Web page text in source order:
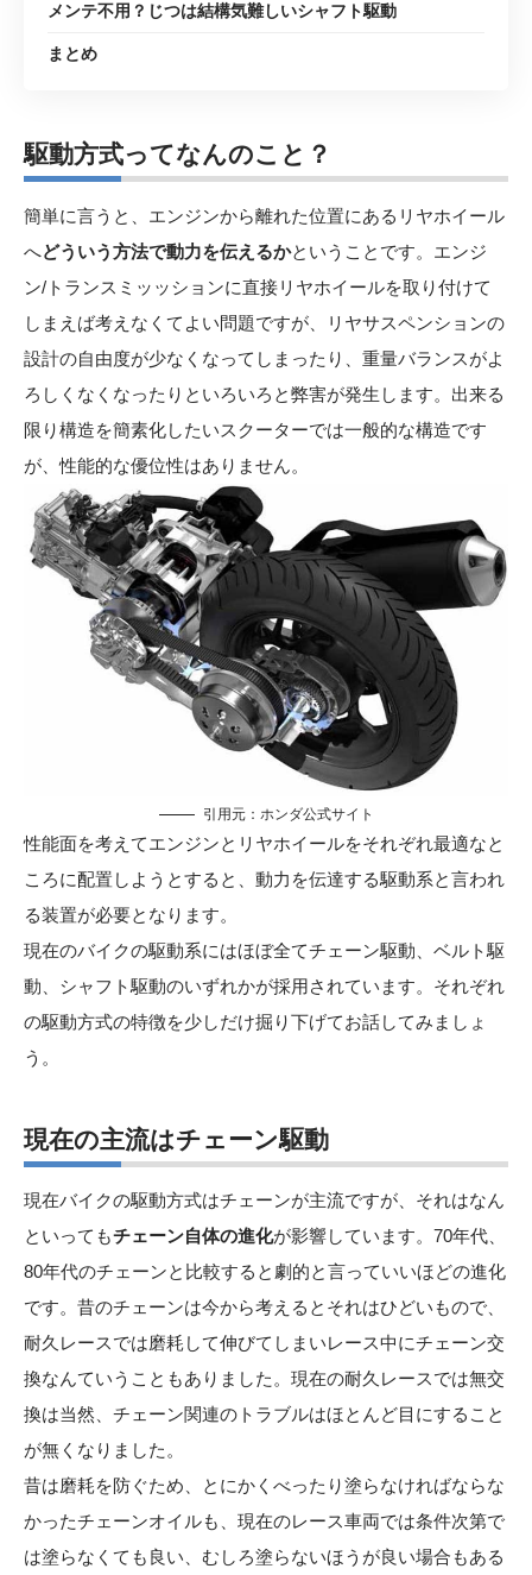
メンテ不用？じつは結構気難しいシャフト駆動
まとめ
駆動方式ってなんのこと ？
簡単に言うと、エンジンから離れた位置にあるリヤホイール
へどういう方法で動力を伝えるかということです。エンジ
ン/トランスミッッションに直接リヤホイールを取り付けて
しまえば考えなくてよい問題ですが、リヤサスペンションの
設計の自由度が少なくなってしまったり、重量バランスがよ
ろしくなくなったりといろいろと弊害が発生します。出来る
限り構造を簡素化したいスクーターでは一般的な構造です
が、性能的な優位性はありません。
引用元： ホンダ公式サイト
性能面を考えてエンジンとリヤホイールをそれぞれ最適なと
ころに配置しようとすると、動力を伝達する駆動系と言われ
る装置が必要となります。
現在のバイクの駆動系にはほぼ全てチェーン駆動、ベルト駆
動、シャフト駆動のいずれかが採用されています。それぞれ
の駆動方式の特徴を少しだけ掘り下げてお話してみましょ
う。
現在の主流はチェーン駆動
現在バイクの駆動方式はチェーンが主流ですが、それはなん
といってもチェーン自体の進化が影響しています。70年代、
80年代のチェーンと比較すると劇的と言っていいほどの進化
です。昔のチェーンは今から考えるとそれはひどいもので、
耐久レースでは磨耗して伸びてしまいレース中にチェーン交
換なんていうこともありました。現在の耐久レースでは無交
換は当然、チェーン関連のトラブルはほとんど目にすること
が無くなりました。
昔は磨耗を防ぐため、とにかくべったり塗らなければならな
かったチェーンオイルも、現在のレース車両では条件次第で
は塗らなくても良い、むしろ塗らないほうが良い場合もある